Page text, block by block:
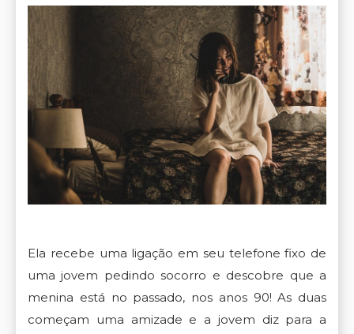
Ela recebe uma ligação em seu telefone fixo de
uma jovem pedindo socorro e descobre que a
menina está no passado, nos anos 90! As duas
começam uma amizade e a jovem diz para a